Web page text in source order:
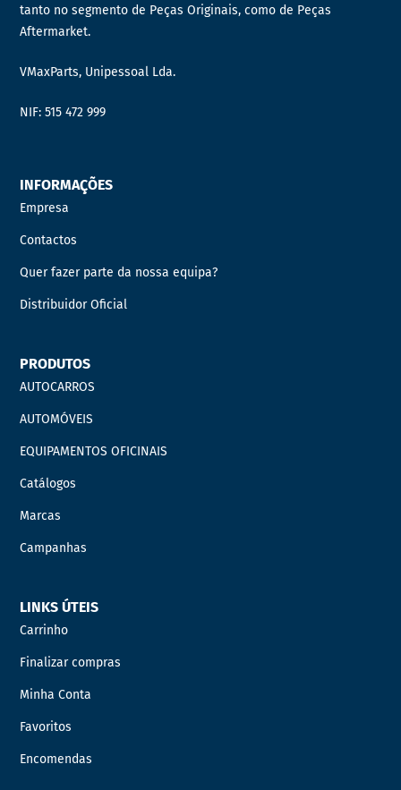
tanto no segmento de Peças Originais, como de Peças
Aftermarket.
VMaxParts, Unipessoal Lda.
NIF: 515 472 999
INFORMAÇÕES
Empresa
Contactos
Quer fazer parte da nossa equipa?
Distribuidor Oficial
PRODUTOS
AUTOCARROS
AUTOMÓVEIS
EQUIPAMENTOS OFICINAIS
Catálogos
Marcas
Campanhas
LINKS ÚTEIS
Carrinho
Finalizar compras
Minha Conta
Favoritos
Encomendas